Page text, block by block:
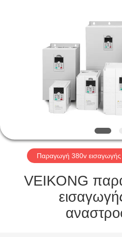
ΕΡΓΟΣΤΆΣΙΟ
ΠΕΡΙΉΓΗΣΗ
ΠΟΙΟΤΙΚΌΣ
ΈΛΕΓΧΟΣ
ΕΠΙΚΟΙΝΩΝΉΣΤΕ
Παραγωγή 380v
VEIKONG